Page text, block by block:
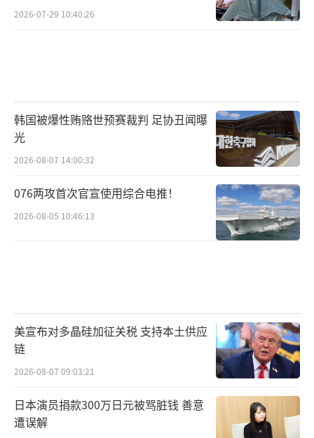
2026-07-29 10:40:26
韩国被爆性贿赂世预赛裁判 足协丑闻曝
光
2026-08-07 14:00:32
076两攻首次官宣使用综合电推！
2026-08-05 10:46:13
美宣布对多晶硅加征关税 支持本土供应
链
2026-08-07 09:03:21
日本演员捐款300万日元被骂脏钱 善意
遭误解